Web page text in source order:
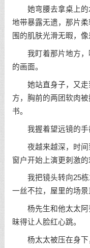
她弯腰去拿桌上的
地带暴露无遗，那片
围的肌肤光滑无暇，
我盯着那片地方，
的画面。
她站直身子，又走
方，胸前的两团软肉
书。
我握着望远镜的手
夜越来越深，时间
窗户开始上演更刺激的
我把镜头转向25栋
一丝不拉，屋里的场景
杨先生和他太太阿
昧得让人脸红心跳。
杨太太被压在身下